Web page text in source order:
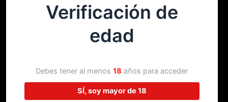
¡Disculpa este desastre! Estamos
trabajando en algo increíble,
¡vuelve pronto!
Verificación de
edad
Debes tener al menos18 años para acceder
SÍ, soy mayor de 18